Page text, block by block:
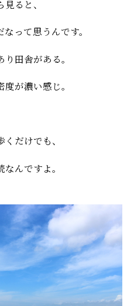
ると、
って思うんです。
田舎がある。
が濃い感じ。
だけでも、
んですよ。